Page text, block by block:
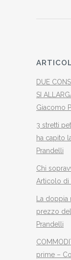
DUE
SI
Giacomo
3 stretti
ha capito
Prandelli
Chi
Articolo di
La
prezzo
Prandelli
prime –